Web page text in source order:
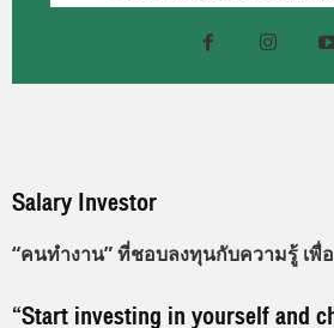
Salary Investor
“คนทำงาน” ที่ชอบลงทุนกับความรู้ เพื่
“Start investing in yourself and